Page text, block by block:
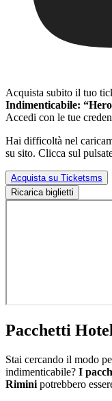
Acquista subito il tuo
Indimenticabile:
Accedi con le tue
Hai difficoltà nel
su sito. Clicca sul
Acquista su Ticketsms
Ricarica biglietti
Pacchetti
Stai cercando il modo
indimenticabile? I
Rimini potrebbero